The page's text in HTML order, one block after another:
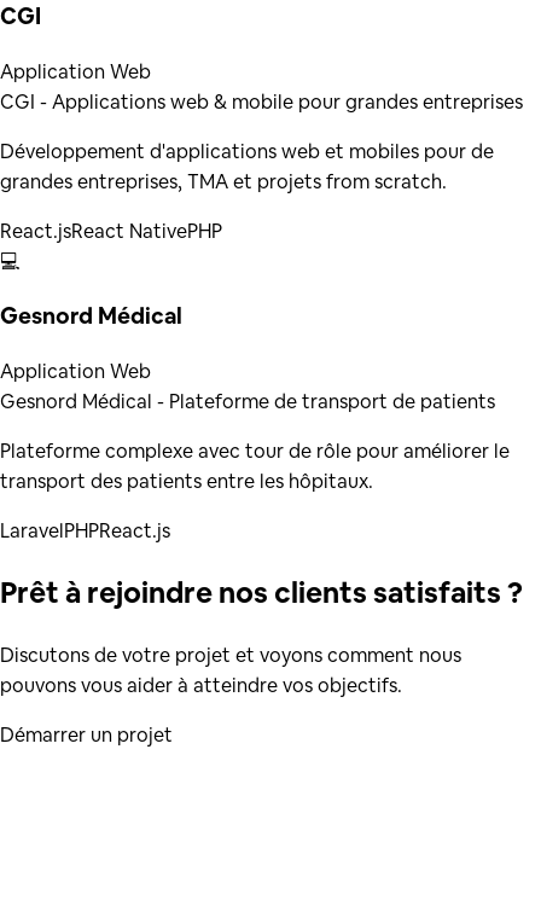
CGI
Application Web
CGI - Applications web & mobile pour grandes entreprises
Développement d'applications web et mobiles pour de
grandes entreprises, TMA et projets from scratch.
React.jsReact NativePHP
💻
Gesnord Médical
Application Web
Gesnord Médical - Plateforme de transport de patients
Plateforme complexe avec tour de rôle pour améliorer le
transport des patients entre les hôpitaux.
LaravelPHPReact.js
Prêt à rejoindre nos clients satisfaits ?
Discutons de votre projet et voyons comment nous
pouvons vous aider à atteindre vos objectifs.
Démarrer un projet